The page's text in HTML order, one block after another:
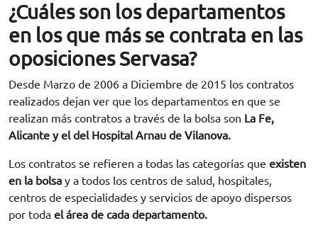
¿Cuáles son los departamentos
en los que más se contrata en las
oposiciones Servasa?
Desde Marzo de 2006 a Diciembre de 2015 los contratos
realizados dejan ver que los departamentos en que se
realizan más contratos a través de la bolsa son La Fe,
Alicante y el del Hospital Arnau de Vilanova.
Los contratos se refieren a todas las categorías que existen
en la bolsa y a todos los centros de salud, hospitales,
centros de especialidades y servicios de apoyo dispersos
por toda el área de cada departamento.